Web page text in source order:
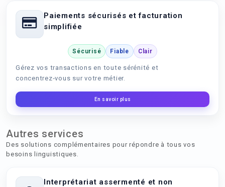
Paiements sécurisés et facturation
simplifiée
Sécurisé Fiable Clair
Gérez vos transactions en toute sérénité et
concentrez‑vous sur votre métier.
En savoir plus
Autres services
Des solutions complémentaires pour répondre à tous vos
besoins linguistiques.
Interprétariat assermenté et non